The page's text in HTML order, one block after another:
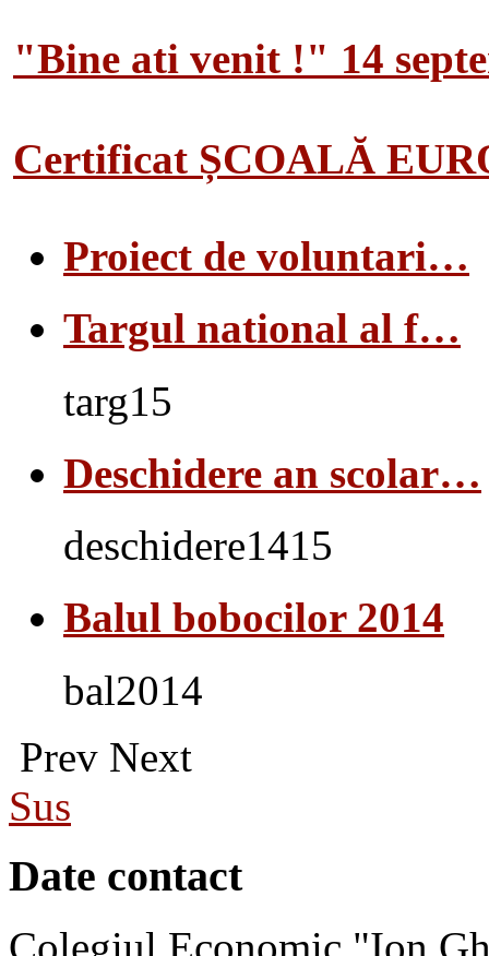
"Bine ati venit !" 14
Certificat ȘCOALĂ
Proiect de voluntari…
Targul national al f…
targ15
Deschidere an scolar…
deschidere1415
Balul bobocilor 2014
bal2014
Prev Next
Sus
Date contact